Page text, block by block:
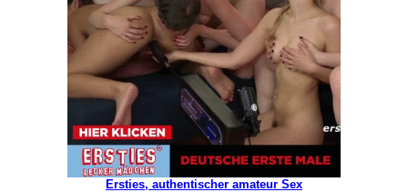
Ersties, authentischer amateur Sex